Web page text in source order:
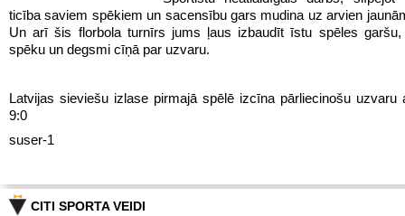
ticība saviem spēkiem un sacensību gars mudina uz arvien
Un arī šis florbola turnīrs jums ļaus izbaudīt īstu spēles garšu,
spēku un degsmi cīņā par uzvaru.
Latvijas sieviešu izlase pirmajā spēlē izcīna pārliecinošu uzvaru
9:0
suser-1
CITI SPORTA VEIDI